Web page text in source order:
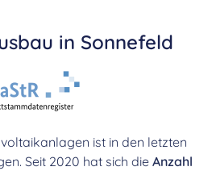
in Sonnefeld
ist in den letzten
Seit 2020 hat sich die Anzahl